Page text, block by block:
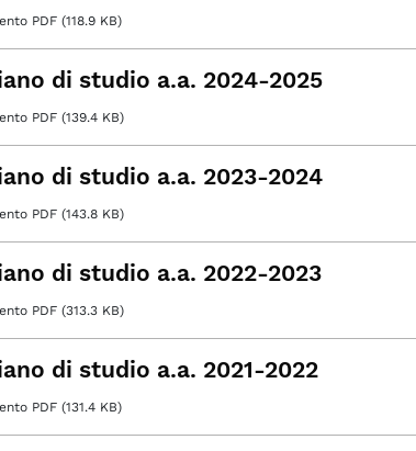
PDF (118.9 KB)
di studio a.a. 2024-2025
PDF (139.4 KB)
di studio a.a. 2023-2024
PDF (143.8 KB)
di studio a.a. 2022-2023
PDF (313.3 KB)
di studio a.a. 2021-2022
PDF (131.4 KB)